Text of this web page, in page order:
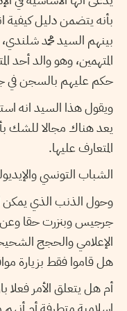
بأنه يتضمن دليل كيفية
بينهم السيد محمد
المتهمين، وهو والد أحد
حكم عليهم بالسجن
ويقول هذا السيد انه
يعد هناك مجالا للشك بأن
المتعارف عليها.
الشباب التونسي
وحول الذنب الذي يمكن
جرجيس وبنزرت حقا وعن
الإعلامي والحجج
هل قاموا فقط بزيارة
أم هل يتعلق الأمر فعلا